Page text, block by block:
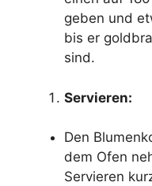
geben und
bis er
sind.
Servieren:
Den
dem Ofen
Servieren